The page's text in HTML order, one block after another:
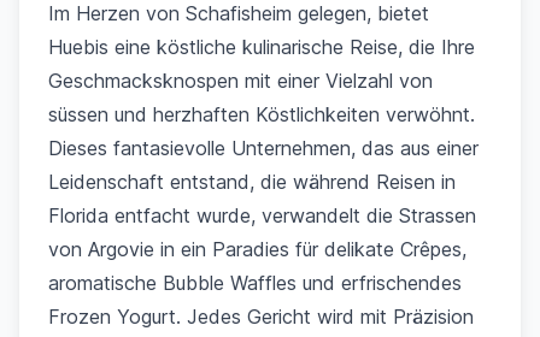
Im Herzen von Schafisheim gelegen, bietet
Huebis eine köstliche kulinarische Reise, die Ihre
Geschmacksknospen mit einer Vielzahl von
süssen und herzhaften Köstlichkeiten verwöhnt.
Dieses fantasievolle Unternehmen, das aus einer
Leidenschaft entstand, die während Reisen in
Florida entfacht wurde, verwandelt die Strassen
von Argovie in ein Paradies für delikate Crêpes,
aromatische Bubble Waffles und erfrischendes
Frozen Yogurt. Jedes Gericht wird mit Präzision